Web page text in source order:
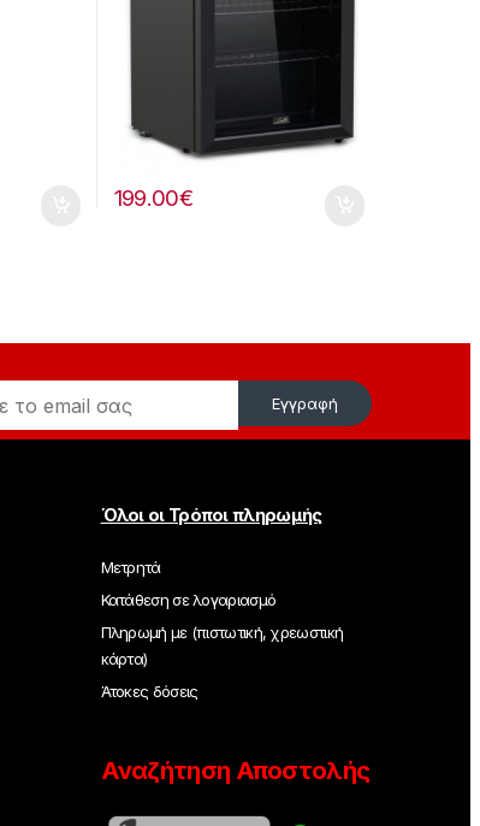
199.00€
Εγγραφή
Όλοι οι Τρόποι πληρωμής
Μετρητά
Κατάθεση σε λογαριασμό
Πληρωμή με (πιστωτική, χρεωστική
κάρτα)
Άτοκες δόσεις
Αναζήτηση Αποστολής